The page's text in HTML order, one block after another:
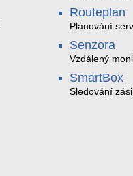
Routeplan
Plánování
Senzora
Vzdálený
SmartBox
Sledování